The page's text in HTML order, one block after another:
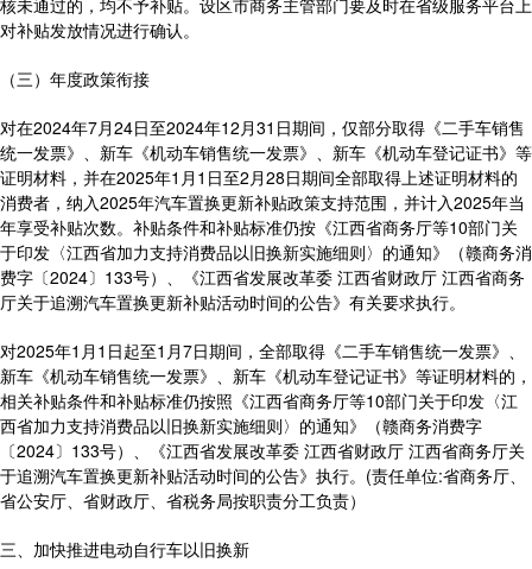
核未通过的，均不予补贴。设区市商务主管部门要及时在省级服务平台上
对补贴发放情况进行确认。
（三）年度政策衔接
对在2024年7月24日至2024年12月31日期间，仅部分取得《二手车销售
统一发票》、新车《机动车销售统一发票》、新车《机动车登记证书》等
证明材料，并在2025年1月1日至2月28日期间全部取得上述证明材料的
消费者，纳入2025年汽车置换更新补贴政策支持范围，并计入2025年当
年享受补贴次数。补贴条件和补贴标准仍按《江西省商务厅等10部门关
于印发〈江西省加力支持消费品以旧换新实施细则〉的通知》（赣商务消
费字〔2024〕133号）、《江西省发展改革委 江西省财政厅 江西省商务
厅关于追溯汽车置换更新补贴活动时间的公告》有关要求执行。
对2025年1月1日起至1月7日期间，全部取得《二手车销售统一发票》、
新车《机动车销售统一发票》、新车《机动车登记证书》等证明材料的，
相关补贴条件和补贴标准仍按照《江西省商务厅等10部门关于印发〈江
西省加力支持消费品以旧换新实施细则〉的通知》（赣商务消费字
〔2024〕133号）、《江西省发展改革委 江西省财政厅 江西省商务厅关
于追溯汽车置换更新补贴活动时间的公告》执行。(责任单位:省商务厅、
省公安厅、省财政厅、省税务局按职责分工负责）
三、加快推进电动自行车以旧换新